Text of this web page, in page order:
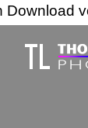
Download